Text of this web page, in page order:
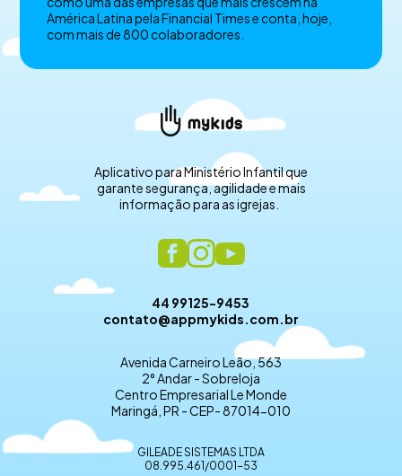
América Latina pela Financial Times e conta, hoje,
com mais de 800 colaboradores.
Aplicativo para Ministério Infantil que
garante segurança, agilidade e mais
informação para as igrejas.
44 99125-9453
contato@appmykids.com.br
Avenida Carneiro Leão, 563
2° Andar - Sobreloja
Centro Empresarial Le Monde
Maringá, PR - CEP- 87014-010
GILEADE SISTEMAS LTDA
08.995.461/0001-53